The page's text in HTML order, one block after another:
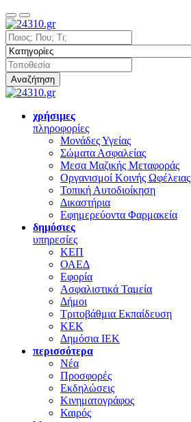
Αναζήτηση
χρήσιμες
πληροφορίες
Μονάδες Υγείας
Σώματα Ασφαλείας
Μεσα Μαζικής Μεταφοράς
Οργανισμοί Κοινής Ωφέλειας
Τοπική Αυτοδιοίκηση
Δικαστήρια
Εφημερεύοντα Φαρμακεία
δημόσιες
υπηρεσίες
ΚΕΠ
ΟΑΕΔ
Εφορία
Ασφαλιστικά Ταμεία
Δήμοι
Τριτοβάθμια Εκπαίδευση
ΚΕΚ
Δημόσια ΙΕΚ
περισσότερα
Νέα
Προσφορές
Εκδηλώσεις
Κινηματογράφος
Καιρός